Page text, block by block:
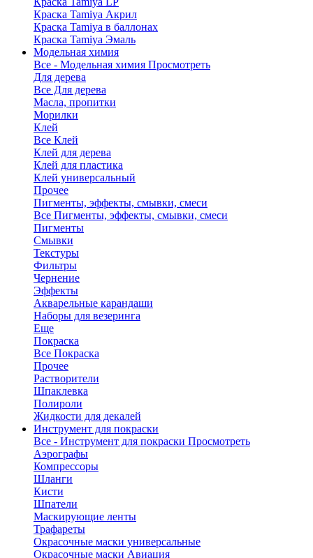
Краска Tamiya Акрил
Краска Tamiya в баллонах
Краска Tamiya Эмаль
Модельная химия
Все - Модельная химия Просмотреть
Для дерева
Все Для дерева
Масла, пропитки
Морилки
Клей
Все Клей
Клей для дерева
Клей для пластика
Клей универсальный
Прочее
Пигменты, эффекты, смывки, смеси
Все Пигменты, эффекты, смывки, смеси
Пигменты
Смывки
Текстуры
Фильтры
Чернение
Эффекты
Акварельные карандаши
Наборы для везеринга
Еще
Покраска
Все Покраска
Прочее
Растворители
Шпаклевка
Полироли
Жидкости для декалей
Инструмент для покраски
Все - Инструмент для покраски Просмотреть
Аэрографы
Компрессоры
Шланги
Кисти
Шпатели
Маскирующие ленты
Трафареты
Окрасочные маски универсальные
Окрасочные маски Авиация